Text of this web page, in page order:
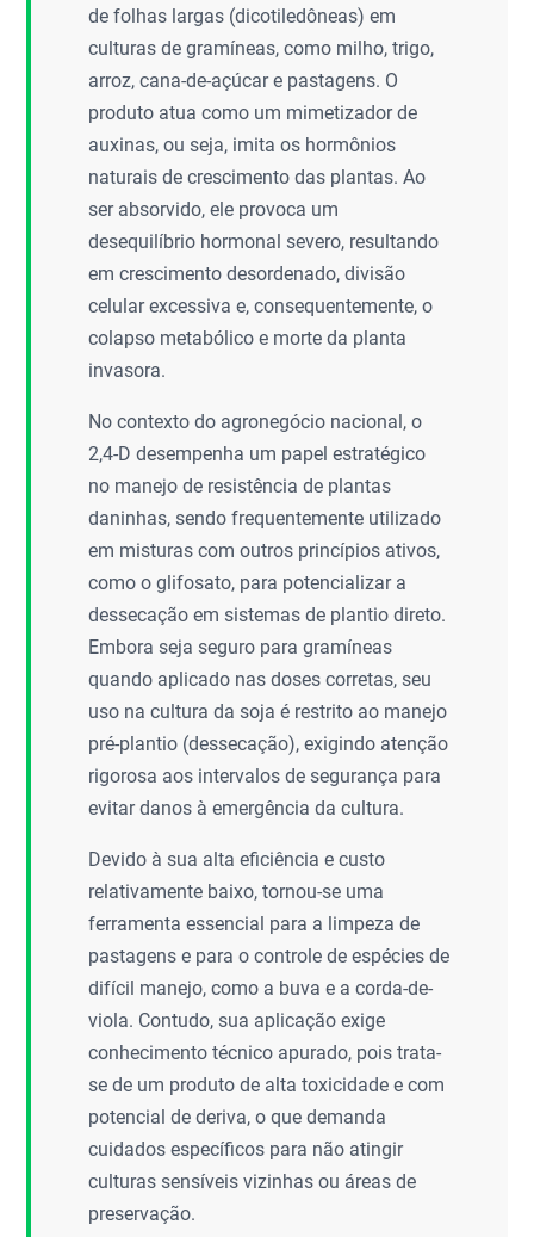
de folhas largas (dicotiledôneas) em
culturas de gramíneas, como milho, trigo,
arroz, cana-de-açúcar e pastagens. O
produto atua como um mimetizador de
auxinas, ou seja, imita os hormônios
naturais de crescimento das plantas. Ao
ser absorvido, ele provoca um
desequilíbrio hormonal severo, resultando
em crescimento desordenado, divisão
celular excessiva e, consequentemente, o
colapso metabólico e morte da planta
invasora.
No contexto do agronegócio nacional, o
2,4-D desempenha um papel estratégico
no manejo de resistência de plantas
daninhas, sendo frequentemente utilizado
em misturas com outros princípios ativos,
como o glifosato, para potencializar a
dessecação em sistemas de plantio direto.
Embora seja seguro para gramíneas
quando aplicado nas doses corretas, seu
uso na cultura da soja é restrito ao manejo
pré-plantio (dessecação), exigindo atenção
rigorosa aos intervalos de segurança para
evitar danos à emergência da cultura.
Devido à sua alta eficiência e custo
relativamente baixo, tornou-se uma
ferramenta essencial para a limpeza de
pastagens e para o controle de espécies de
difícil manejo, como a buva e a corda-de-
viola. Contudo, sua aplicação exige
conhecimento técnico apurado, pois trata-
se de um produto de alta toxicidade e com
potencial de deriva, o que demanda
cuidados específicos para não atingir
culturas sensíveis vizinhas ou áreas de
preservação.